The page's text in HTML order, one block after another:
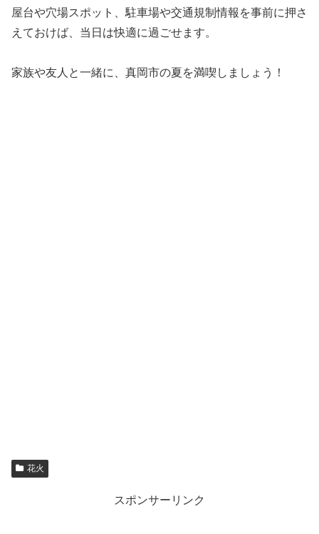
屋台や穴場スポット、駐車場や交通規制情報を事前に押さ
えておけば、当日は快適に過ごせます。
家族や友人と一緒に、真岡市の夏を満喫しましょう！
花火
スポンサーリンク